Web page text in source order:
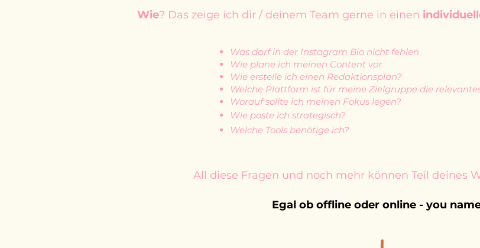
Wie? Das zeige ich dir / deinem Team gerne in einen
All diese Fragen und noch mehr können Teil deines
Egal ob offline oder online - you
Was darf in der Instagram Bio nicht fehlen
Wie plane ich meinen Content vor
Wie erstelle ich einen Redaktionsplan?
Welche Plattform ist für meine Zielgruppe die
Worauf sollte ich meinen Fokus legen?
Wie poste ich strategisch?
Welche Tools benötige ich?